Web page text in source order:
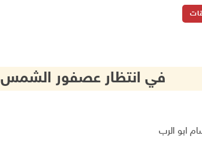
في انتظار عصفور الشمس